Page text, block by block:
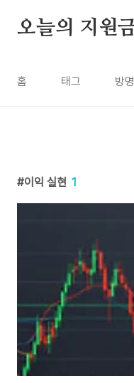
오늘의 지원
홈 태그 방
이익 실현 1